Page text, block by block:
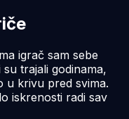
igrač sam sebe
trajali godinama,
u krivu pred svima.
iskrenosti radi sav